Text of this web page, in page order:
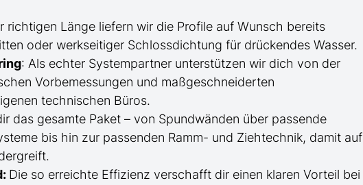
richtigen Länge liefern wir die Profile auf Wunsch bereits
oder werkseitiger Schlossdichtung für drückendes Wasser.
: Als echter Systempartner unterstützen wir dich von der
Vorbemessungen und maßgeschneiderten
technischen Büros.
das gesamte Paket – von Spundwänden über passende
bis hin zur passenden Ramm- und Ziehtechnik, damit auf
Die so erreichte Effizienz verschafft dir einen klaren Vorteil bei